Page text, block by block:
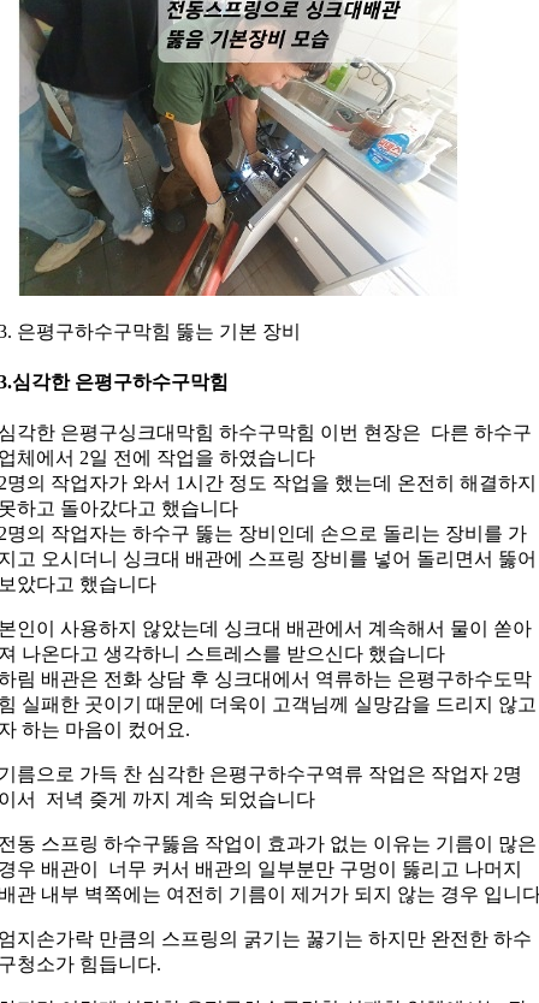
은평구하수구막힘 뚫는 기본 장비
심각한 은평구하수구막힘
각한 은평구싱크대막힘 하수구막힘 이번 현장은 다른 하수구
체에서 2일 전에 작업을 하였습니다
명의 작업자가 와서 1시간 정도 작업을 했는데 온전히 해결하지
하고 돌아갔다고 했습니다
명의 작업자는 하수구 뚫는 장비인데 손으로 돌리는 장비를 가
고 오시더니 싱크대 배관에 스프링 장비를 넣어 돌리면서 뚫어
았다고 했습니다
인이 사용하지 않았는데 싱크대 배관에서 계속해서 물이 쏟아
나온다고 생각하니 스트레스를 받으신다 했습니다
림 배관은 전화 상담 후 싱크대에서 역류하는 은평구하수도막
실패한 곳이기 때문에 더욱이 고객님께 실망감을 드리지 않고
하는 마음이 컸어요.
름으로 가득 찬 심각한 은평구하수구역류 작업은 작업자 2명
서 저녁 즞게 까지 계속 되었습니다
동 스프링 하수구뚫음 작업이 효과가 없는 이유는 기름이 많은
우 배관이 너무 커서 배관의 일부분만 구멍이 뚫리고 나머지
관 내부 벽쪽에는 여전히 기름이 제거가 되지 않는 경우 입니
지손가락 만큼의 스프링의 굵기는 꿇기는 하지만 완전한 하수
청소가 힘듭니다.